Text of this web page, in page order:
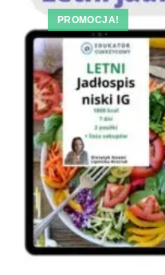
PROMOCJA!